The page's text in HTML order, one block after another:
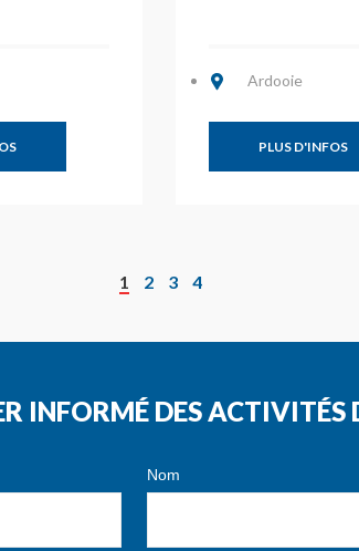
Ardooie
PLUS D'INFOS
1 2 3 4
INFORMÉ DES ACTIVITÉS
Nom